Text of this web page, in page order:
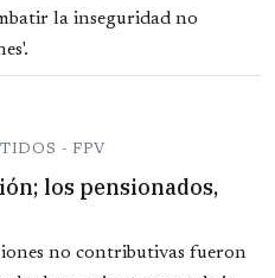
la inseguridad no
- FPV
los pensionados,
no contributivas fueron